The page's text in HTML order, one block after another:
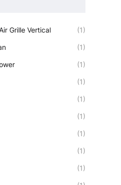
Grille Vertical (1)
(1)
(1)
(1)
(1)
(1)
(1)
(1)
(1)